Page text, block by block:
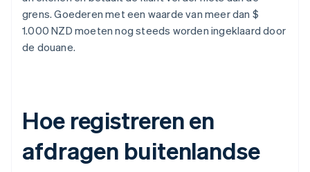
grens. Goederen met een waarde van meer dan $
1.000 NZD moeten nog steeds worden ingeklaard door
de douane.
Hoe registreren en
afdragen buitenlandse